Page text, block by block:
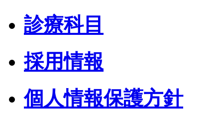
診療科目
採用情報
個人情報保護方針